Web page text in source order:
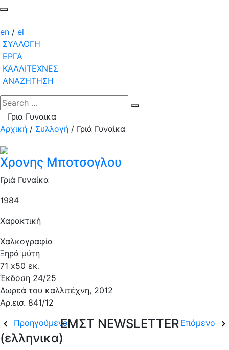
en / el
ΣΥΛΛΟΓΗ
ΕΡΓΑ
ΚΑΛΛΙΤΕΧΝΕΣ
ΑΝΑΖΗΤΗΣΗ
Γρια Γυναικα
Αρχική / Συλλογή / Γριά Γυναίκα
Χρονης Μποτσογλου
Γριά Γυναίκα
1984
Χαρακτική
Χαλκογραφία
Ξηρά μύτη
71 x50 εκ.
Έκδοση 24/25
Δωρεά του καλλιτέχνη, 2012
Αρ.εισ. 841/12
Προηγούμενο
Επόμενο
ΕΜΣΤ NEWSLETTER
(ελληνικα)